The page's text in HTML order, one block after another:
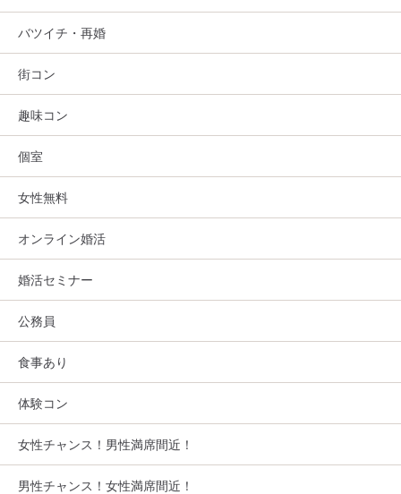
バツイチ・再婚
街コン
趣味コン
個室
女性無料
オンライン婚活
婚活セミナー
公務員
食事あり
体験コン
女性チャンス！男性満席間近！
男性チャンス！女性満席間近！